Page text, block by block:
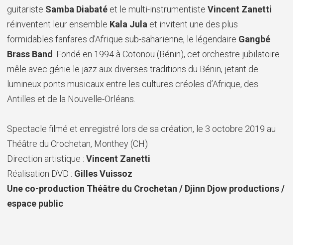
guitariste Samba Diabaté et le multi-instrumentiste Vincent Zanetti
réinventent leur ensemble Kala Jula et invitent une des plus
formidables fanfares d’Afrique sub-saharienne, le légendaire Gangbé
Brass Band
. Fondé en 1994 à Cotonou (Bénin), cet orchestre jubilatoire
mêle avec génie le jazz aux diverses traditions du Bénin, jetant de
lumineux ponts musicaux entre les cultures créoles d’Afrique, des
Antilles et de la Nouvelle-Orléans.
Spectacle filmé et enregistré lors de sa création, le 3 octobre 2019 au
Théâtre du Crochetan, Monthey (CH)
Direction artistique : Vincent Zanetti
Réalisation DVD : Gilles Vuissoz
Une co-production Théâtre du Crochetan / Djinn Djow productions /
espace public